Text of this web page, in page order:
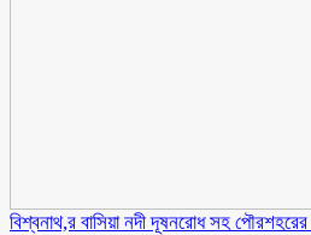
বিশ্বনাথ,র বাসিয়া নদী দূষনরোধ সহ